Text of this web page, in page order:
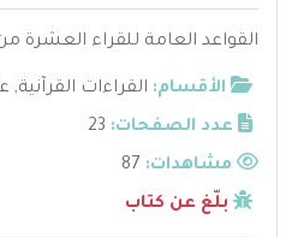
القواعد العامة للقراء العشرة
الأقسام: القراءات القرآنية,
عدد الصفحات: 23
مشاهدات:
بلّغ عن كتاب